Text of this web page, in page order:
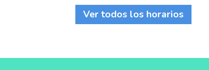
Ver todos los horarios